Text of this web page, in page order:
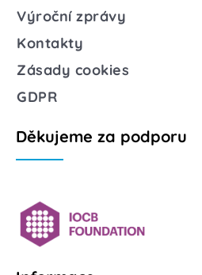
Výroční zprávy
Kontakty
Zásady cookies
GDPR
Děkujeme za podporu